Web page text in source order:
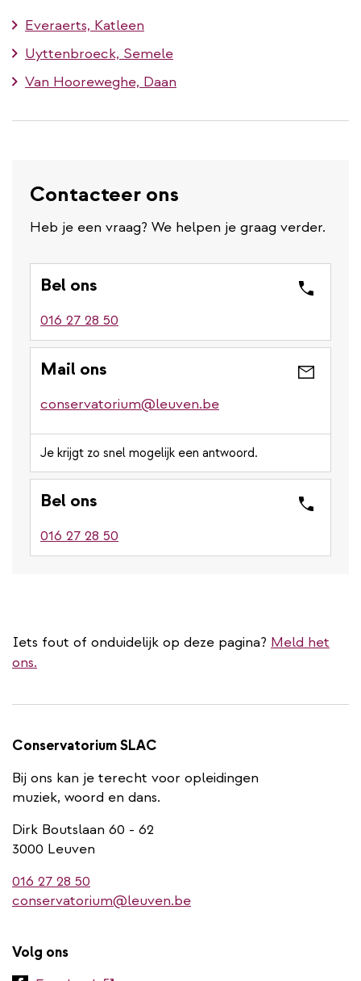
Everaerts, Katleen
Uyttenbroeck, Semele
Van Hooreweghe, Daan
Contacteer ons
Heb je een vraag? We helpen je graag verder.
Bel ons
016 27 28 50
Mail ons
conservatorium@leuven.be
Je krijgt zo snel mogelijk een antwoord.
Bel ons
016 27 28 50
Iets fout of onduidelijk op deze pagina? Meld het
ons.
Conservatorium SLAC
Bij ons kan je terecht voor opleidingen
muziek, woord en dans.
Dirk Boutslaan 60 - 62
3000 Leuven
016 27 28 50
conservatorium@leuven.be
Volg ons